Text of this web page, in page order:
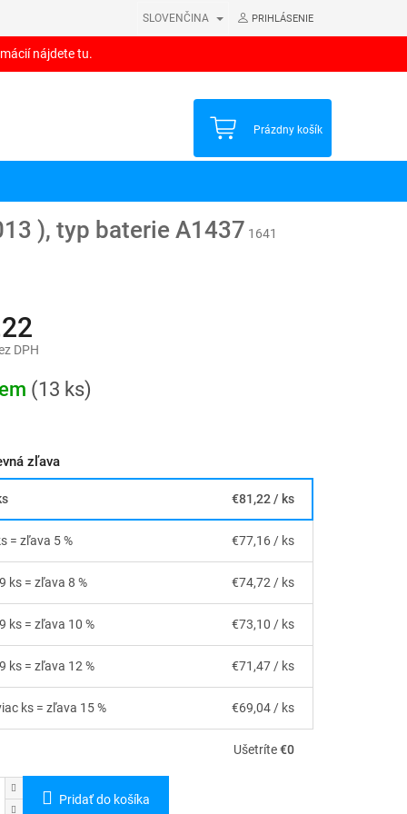
SLOVENČINA PRIHLÁSENIE
nájdete tu.
NÁKUPNÝ
Prázdny košík
), typ baterie A1437 1641
DPH
(13 ks)
zľava
€81,22 / ks
= zľava 5 % €77,16 / ks
ks = zľava 8 % €74,72 / ks
ks = zľava 10 % €73,10 / ks
ks = zľava 12 % €71,47 / ks
ks = zľava 15 % €69,04 / ks
Ušetríte€0
Pridať do košíka